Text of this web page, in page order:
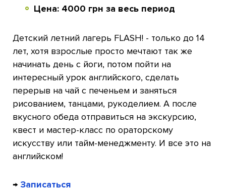
Цена: 4000 грн за весь период
Детский летний лагерь FLASH! - только до 14
лет, хотя взрослые просто мечтают так же
начинать день с йоги, потом пойти на
интересный урок английского, сделать
перерыв на чай с печеньем и заняться
рисованием, танцами, рукоделием. А после
вкусного обеда отправиться на экскурсию,
квест и мастер-класс по ораторскому
искусству или тайм-менеджменту. И все это на
английском!
→ Записаться